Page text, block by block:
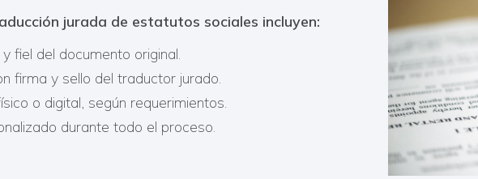
jurada de estatutos sociales incluyen:​
fiel del documento original.
firma y sello del traductor jurado.
o digital, según requerimientos.
durante todo el proceso.​